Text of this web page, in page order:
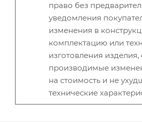
право без
уведомления
изменения в
комплектацию или
изготовления изделия,
производимые
на стоимость и не
технические